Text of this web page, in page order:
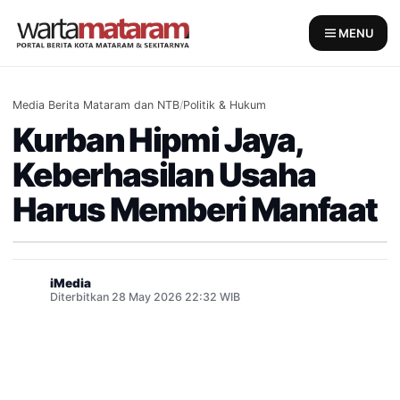
MENU
Media Berita Mataram dan NTB/Politik & Hukum
Kurban Hipmi Jaya,
Keberhasilan Usaha
Harus Memberi Manfaat
iMedia
Diterbitkan 28 May 2026 22:32 WIB